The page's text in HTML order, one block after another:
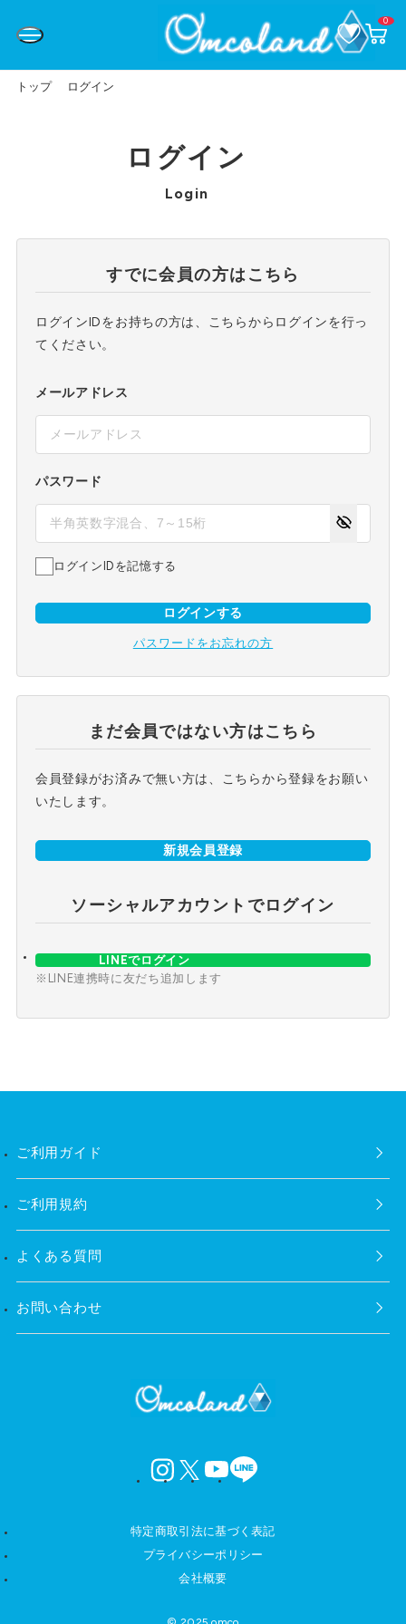
お
気
に
カ
0
トップ ログイン
ログイン
Login
すでに会員の方はこちら
ログインIDをお持ちの方は、こちらからログインを行っ
てください。
メールアドレス
パスワード
ログインIDを記憶する
ログインする
パスワードをお忘れの方
まだ会員ではない方はこちら
会員登録がお済みで無い方は、こちらから登録をお願い
いたします。
新規会員登録
ソーシャルアカウントでログイン
LINEでログイン
※LINE連携時に友だち追加します
ご利用ガイド
ご利用規約
よくある質問
お問い合わせ
instagram
X YouTubeLINE
特定商取引法に基づく表記
プライバシーポリシー
会社概要